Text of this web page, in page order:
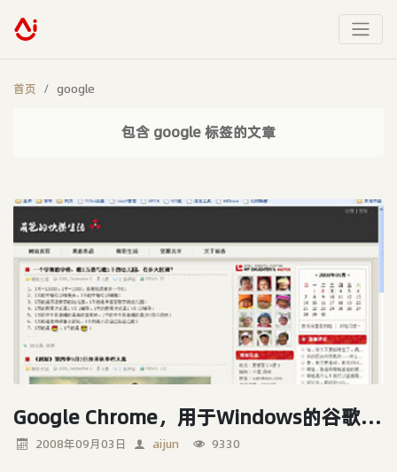
首页 google
包含 google 标签的文章
Google Chrome，用于Windows的谷歌浏览器
2008年09月03日 aijun 9330